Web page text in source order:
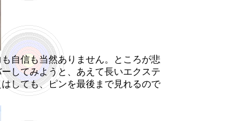
自信も当然ありません。ところが悲
してみようと、あえて長いエクステ
しても、ピンを最後まで見れるので